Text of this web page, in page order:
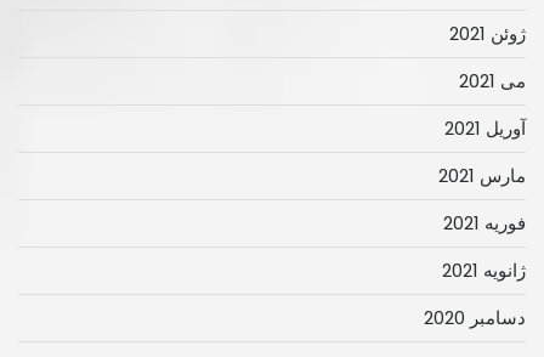
ژوئن 2021
می 2021
آوریل 2021
مارس 2021
فوریه 2021
ژانویه 2021
دسامبر 2020